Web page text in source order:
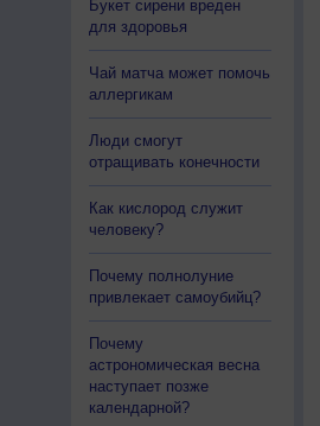
Букет сирени вреден
для здоровья
Чай матча может помочь
аллергикам
Люди смогут
отращивать конечности
Как кислород служит
человеку?
Почему полнолуние
привлекает самоубийц?
Почему
астрономическая весна
наступает позже
календарной?